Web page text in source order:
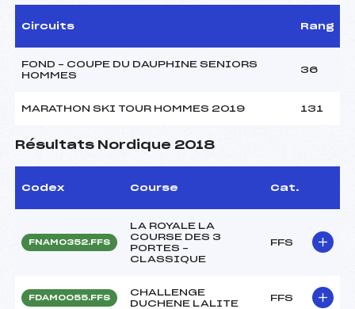
Circuits Rang
FOND – COUPE DU DAUPHINE SENIORS
HOMMES
36
MARATHON SKI TOUR HOMMES 2019 131
Résultats Nordique 2018
Codex Course Cat.
FNAM0352.FFS
LA ROYALE LA
COURSE DES 3
PORTES –
CLASSIQUE
FFS
FDAM0055.FFS
CHALLENGE
DUCHENE LALITE
FFS